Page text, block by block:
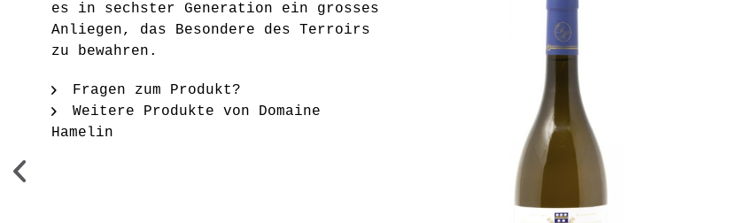
es in sechster Generation ein grosses
Anliegen, das Besondere des Terroirs
zu bewahren.
Fragen zum Produkt?
Weitere Produkte von Domaine
Hamelin